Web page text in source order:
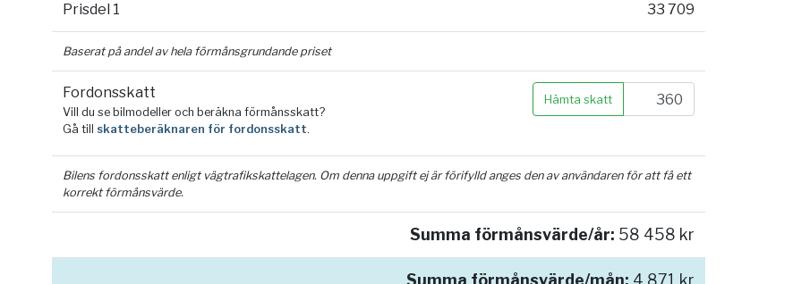
Prisdel 1 33 709
Baserat på andel av hela förmånsgrundande priset
Fordonsskatt
Vill du se bilmodeller och beräkna förmånsskatt?
Gå till skatteberäknaren för fordonsskatt.
Hämta skatt
Bilens fordonsskatt enligt vägtrafikskattelagen. Om denna uppgift ej är förifylld anges den av användaren för att få ett
korrekt förmånsvärde.
Summa förmånsvärde/år: 58 458 kr
Summa förmånsvärde/mån: 4 871 kr